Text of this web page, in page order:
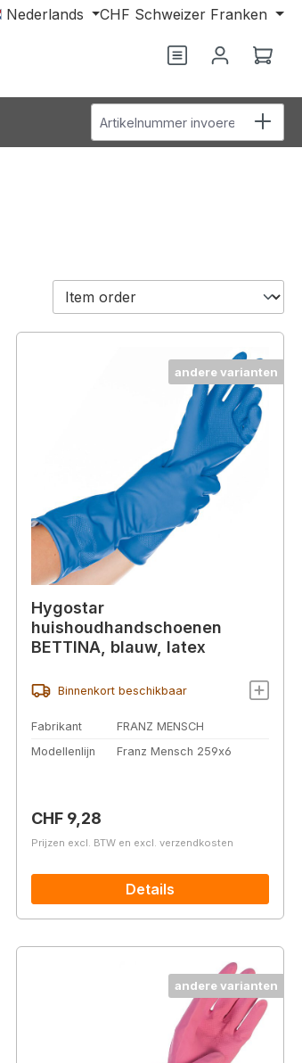
Nederlands CHF Schweizer Franken
Artikelnummer invoeren
andere varianten
Hygostar
huishoudhandschoenen
BETTINA, blauw, latex
Binnenkort beschikbaar
Fabrikant
FRANZ MENSCH
Modellenlijn
Franz Mensch 259x6
Normale prijs:
CHF 9,28
Prijzen excl. BTW en excl. verzendkosten
Details
andere varianten